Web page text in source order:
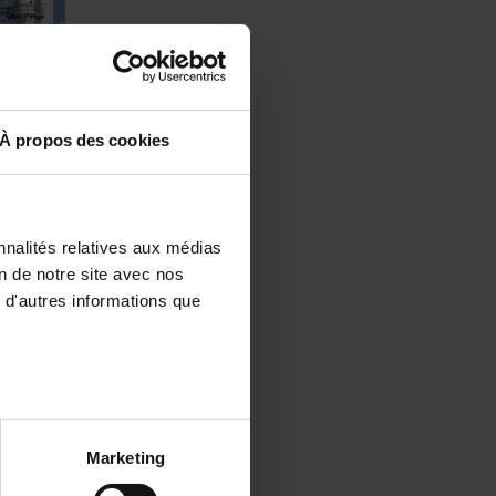
À propos des cookies
relatives aux médias
de notre site avec nos
informations que
Marketing